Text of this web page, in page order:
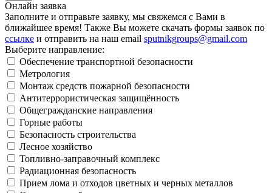
Онлайн заявка
Заполните и отправьте заявку, мы свяжемся с Вами в
ближайшее время! Также Вы можете скачать формы заявок по
ссылке и отправить на наш email sputnikgroups@gmail.com
Выберите направление:
Обеспечение транспортной безопасности
Метрология
Монтаж средств пожарной безопасности
Антитеррористическая защищённость
Общегражданские направления
Горные работы
Безопасность строительства
Лесное хозяйство
Топливно-заправочный комплекс
Радиационная безопасность
Прием лома и отходов цветных и черных металлов